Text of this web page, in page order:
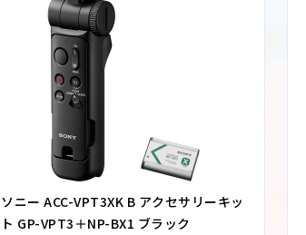
ソニー ACC-VPT3XK B アクセサリーキッ
ト GP-VPT3＋NP-BX1 ブラック